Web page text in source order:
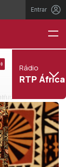
Entrar
Rádio
RTP África